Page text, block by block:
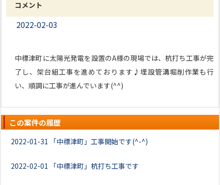
コメント
2022-02-03
中標津町に太陽光発電を設置のA様の現場では、杭打ち工事が完
了し、架台組工事を進めております♪埋設管溝堀削作業も行
い、順調に工事が進んでいます(^^)
この案件の履歴
2022-01-31 「中標津町」工事開始です(^-^)
2022-02-01 「中標津町」杭打ち工事です